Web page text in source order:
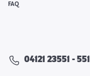
FAQ
04121 23551 - 551